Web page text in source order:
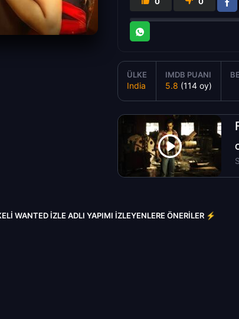
ÜLKE
India
IMDB PUANI
5.8 (114 oy)
WANTED IZLE ADLI YAPIMI İZLEYENLERE ÖNERILER ⚡